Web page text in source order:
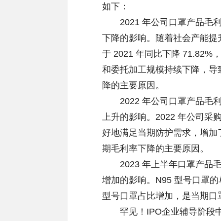
如下：
2021 年公司口罩产品毛利
下降的影响。随着社会产能
于 2021 年同比下降 71.82%
和委托加工规模持续下降，
降的主要原因。
2022 年公司口罩产品毛利
上升的影响。2022 年公司采
好地满足当期防护需求，增
期毛利率下降的主要原因。
2023 年上半年口罩产品毛
增加的影响。N95 型号口罩
型号口罩占比增加，是当期
罕见！IPO企业辅导阶段中